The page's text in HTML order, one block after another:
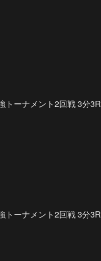
ーナメント2回戦 3分3R
ーナメント2回戦 3分3R